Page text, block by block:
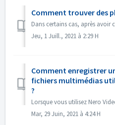
Comment trouver des
Jeu, 1 Juill., 2021 à 2:29 H
Comment enregistrer
fichiers multimédias
?
Mar, 29 Juin, 2021 à 4:24 H